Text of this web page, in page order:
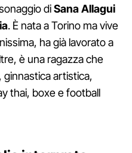
diSana Allagui
. È nata a Torino ma vive
ha già lavorato a
è una ragazza che
artistica,
thai, boxe e football